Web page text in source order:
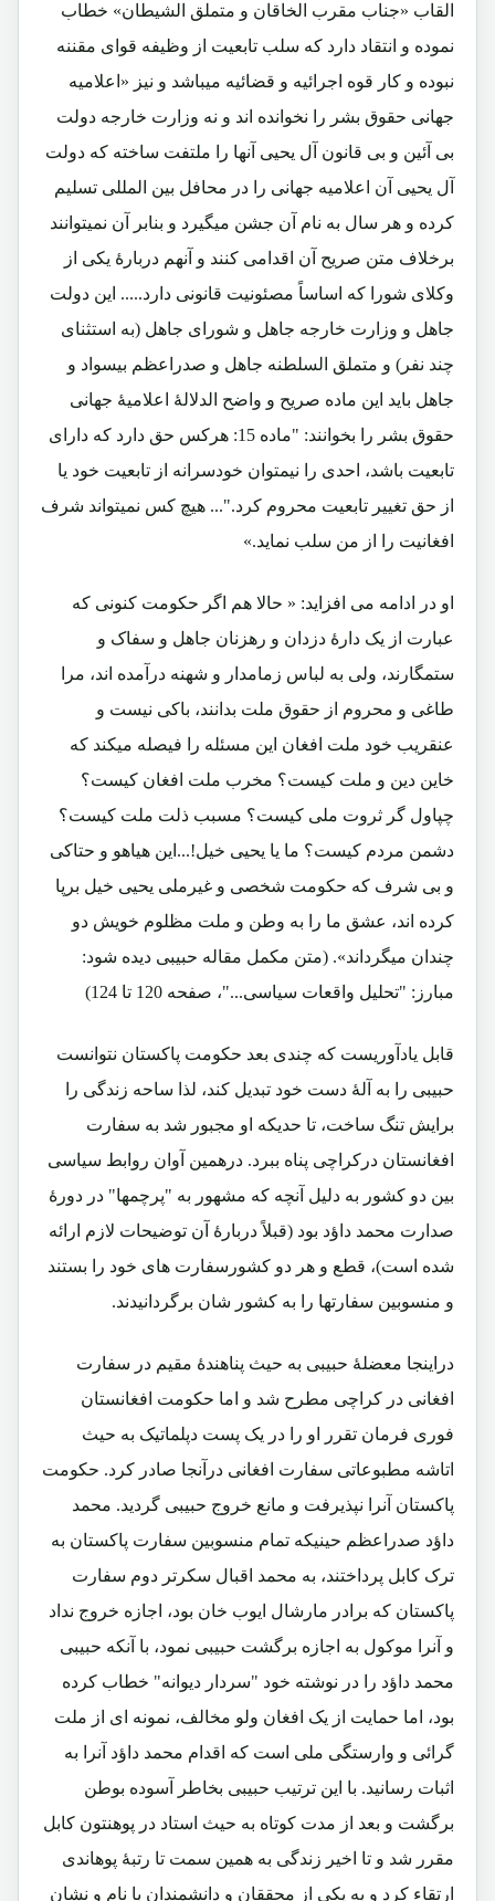
القاب «جناب مقرب الخاقان و متملق الشیطان» خطاب
نموده و انتقاد دارد که سلب تابعیت از وظیفه قوای مقننه
نبوده و کار قوه اجرائیه و قضائیه میباشد و نیز «اعلامیه
جهانی حقوق بشر را نخوانده اند و نه وزارت خارجه دولت
بی آئین و بی قانون آل یحیی آنها را ملتفت ساخته که دولت
آل یحیی آن اعلامیه جهانی را در محافل بین المللی تسلیم
کرده و هر سال به نام آن جشن میگیرد و بنابر آن نمیتوانند
برخلاف متن صریح آن اقدامی کنند و آنهم دربارۀ یکی از
وکلای شورا که اساساً مصئونیت قانونی دارد..... این دولت
جاهل و وزارت خارجه جاهل و شورای جاهل (به استثنای
چند نفر) و متملق السلطنه جاهل و صدراعظم بیسواد و
جاهل باید این ماده صریح و واضح الدلالۀ اعلامیۀ جهانی
حقوق بشر را بخوانند: "ماده 15: هرکس حق دارد که دارای
تابعیت باشد، احدی را نیمتوان خودسرانه از تابعیت خود یا
از حق تغییر تابعیت محروم کرد."... هیچ کس نمیتواند شرف
افغانیت را از من سلب نماید.»
او در ادامه می افزاید: « حالا هم اگر حکومت کنونی که
عبارت از یک دارۀ دزدان و رهزنان جاهل و سفاک و
ستمگارند، ولی به لباس زمامدار و شهنه درآمده اند، مرا
طاغی و محروم از حقوق ملت بدانند، باکی نیست و
عنقریب خود ملت افغان این مسئله را فیصله میکند که
خاین دین و ملت کیست؟ مخرب ملت افغان کیست؟
چپاول گر ثروت ملی کیست؟ مسبب ذلت ملت کیست؟
دشمن مردم کیست؟ ما یا یحیی خیل!...این هیاهو و حتاکی
و بی شرف که حکومت شخصی و غیرملی یحیی خیل برپا
کرده اند، عشق ما را به وطن و ملت مظلوم خویش دو
چندان میگرداند». (متن مکمل مقاله حبیبی دیده شود:
مبارز: "تحلیل واقعات سیاسی..."، صفحه 120 تا 124)
قابل یادآوریست که چندی بعد حکومت پاکستان نتوانست
حبیبی را به آلۀ دست خود تبدیل کند، لذا ساحه زندگی را
برایش تنگ ساخت، تا حدیکه او مجبور شد به سفارت
افغانستان درکراچی پناه ببرد. درهمین آوان روابط سیاسی
بین دو کشور به دلیل آنچه که مشهور به "پرچمها" در دورۀ
صدارت محمد داؤد بود (قبلاً دربارۀ آن توضیحات لازم ارائه
شده است)، قطع و هر دو کشورسفارت های خود را بستند
و منسوبین سفارتها را به کشور شان برگردانیدند.
دراینجا معضلۀ حبیبی به حیث پناهندۀ مقیم در سفارت
افغانی در کراچی مطرح شد و اما حکومت افغانستان
فوری فرمان تقرر او را در یک پست دپلماتیک به حیث
اتاشه مطبوعاتی سفارت افغانی درآنجا صادر کرد. حکومت
پاکستان آنرا نپذیرفت و مانع خروج حبیبی گردید. محمد
داؤد صدراعظم حینیکه تمام منسوبین سفارت پاکستان به
ترک کابل پرداختند، به محمد اقبال سکرتر دوم سفارت
پاکستان که برادر مارشال ایوب خان بود، اجازه خروج نداد
و آنرا موکول به اجازه برگشت حبیبی نمود، با آنکه حبیبی
محمد داؤد را در نوشته خود "سردار دیوانه" خطاب کرده
بود، اما حمایت از یک افغان ولو مخالف، نمونه ای از ملت
گرائی و وارستگی ملی است که اقدام محمد داؤد آنرا به
اثبات رسانید. با این ترتیب حبیبی بخاطر آسوده بوطن
برگشت و بعد از مدت کوتاه به حیث استاد در پوهنتون کابل
مقرر شد و تا اخیر زندگی به همین سمت تا رتبۀ پوهاندی
ارتقاء کرد و به یکی از محققان و دانشمندان با نام و نشان